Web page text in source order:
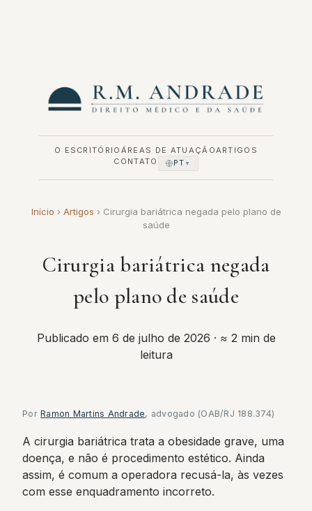
O ESCRITÓRIO ÁREAS DE ATUAÇÃOARTIGOS
CONTATO
PT ▼
Início › Artigos › Cirurgia bariátrica negada pelo plano de
saúde
Cirurgia bariátrica negada
pelo plano de saúde
Publicado em 6 de julho de 2026 · ≈ 2 min de
leitura
Por Ramon Martins Andrade, advogado (OAB/RJ 188.374)
A cirurgia bariátrica trata a obesidade grave, uma
doença, e não é procedimento estético. Ainda
assim, é comum a operadora recusá-la, às vezes
com esse enquadramento incorreto.